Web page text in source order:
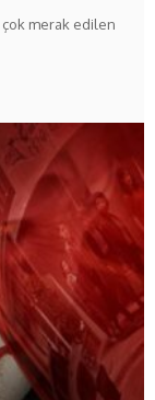
çok merak edilen